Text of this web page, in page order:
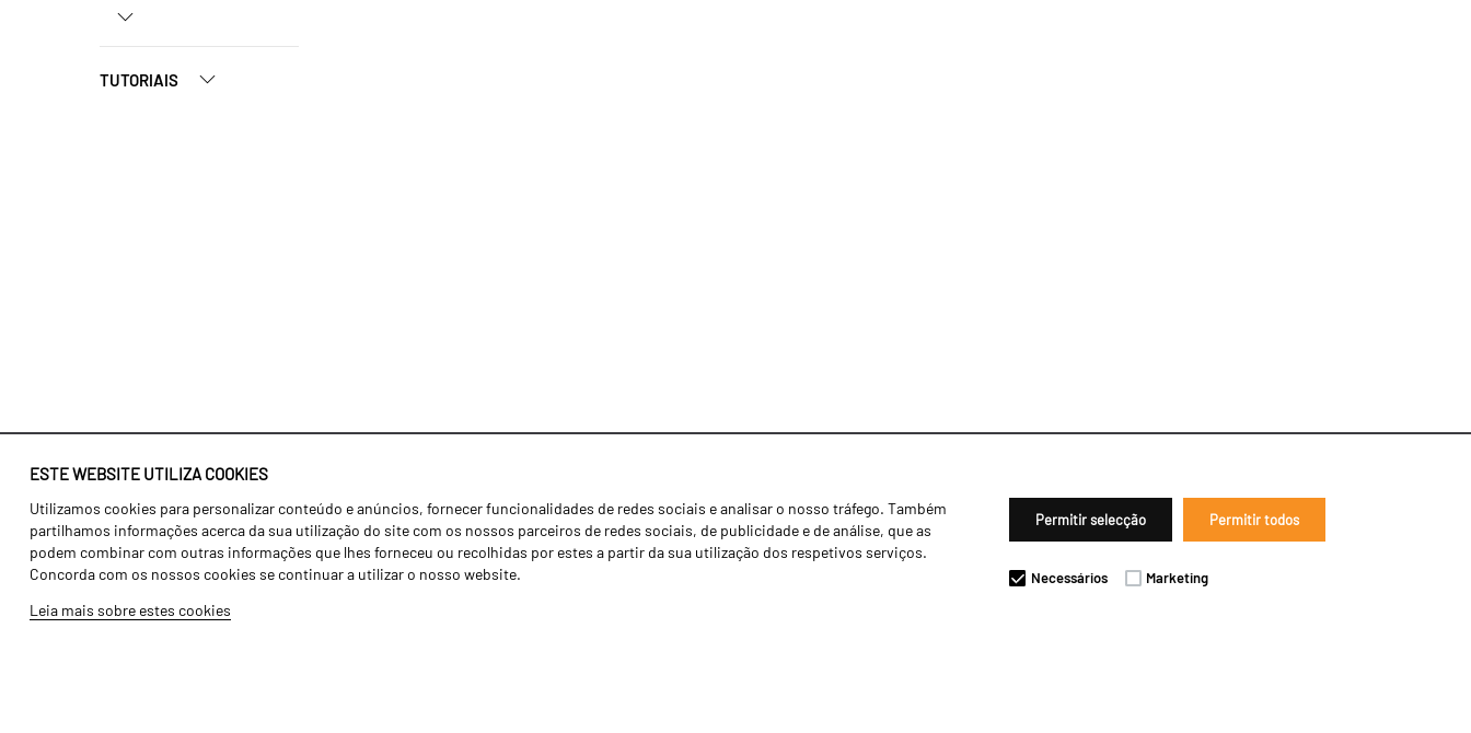
ESTE WEBSITE UTILIZA COOKIES
Utilizamos cookies para personalizar conteúdo e anúncios, fornecer funcionalidades de redes sociais e analisar o nosso tráfego. Também
partilhamos informações acerca da sua utilização do site com os nossos parceiros de redes sociais, de publicidade e de análise, que as
podem combinar com outras informações que lhes forneceu ou recolhidas por estes a partir da sua utilização dos respetivos serviços.
Concorda com os nossos cookies se continuar a utilizar o nosso website.
Leia mais sobre estes cookies
Permitir selecção Permitir todos
Necessários Marketing
TUTORIAIS
Identidade
História
Fábrica / Produção
Recursos Humanos
Agricultura
Transportes
Gama Floresta
Notícias
Concessionários